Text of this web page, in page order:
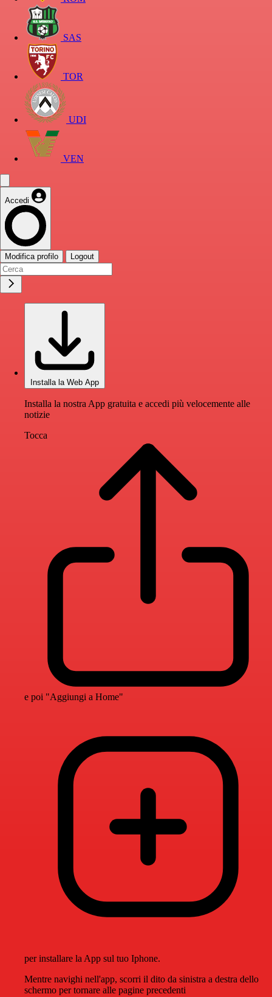
SAS
TOR
UDI
VEN
Accedi
Modifica profilo Logout
Installa la Web App
Installa la nostra App gratuita e accedi più velocemente alle
notizie
Tocca
e poi "Aggiungi a Home"
per installare la App sul tuo Iphone.
Mentre navighi nell'app, scorri il dito da sinistra a destra dello
schermo per tornare alle pagine precedenti